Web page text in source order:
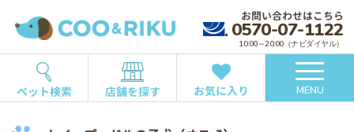
お問い合わせはこちら
0570-07-1122
10:00～20:00（ナビダイヤル）
ペット検索 店舗を探す お気に入り MENU